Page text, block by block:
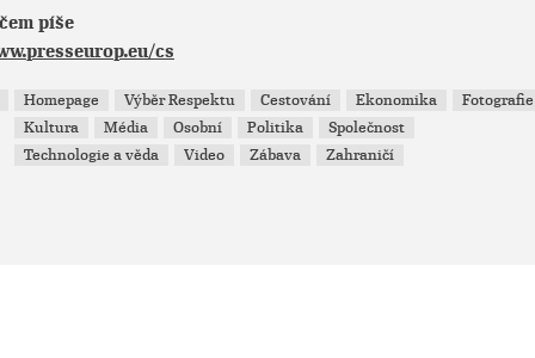
píše
cs
Homepage Výběr Respektu Cestování Ekonomika
Fotografie
Kultura
Média Osobní Politika
Společnost
Technologie a věda
Video Zábava Zahraničí